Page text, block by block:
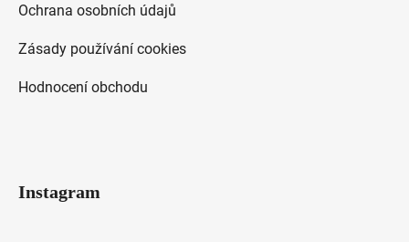
Ochrana osobních údajů
Zásady používání cookies
Hodnocení obchodu
Instagram